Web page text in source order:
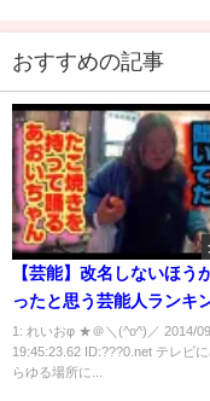
おすすめの記事
【芸能】改名しないほう
ったと思う芸能人ランキ
1: れいおφ ★＠＼(^o^)／ 2014/
19:45:23.62 ID:???0.net テレビ
らゆる場所に...